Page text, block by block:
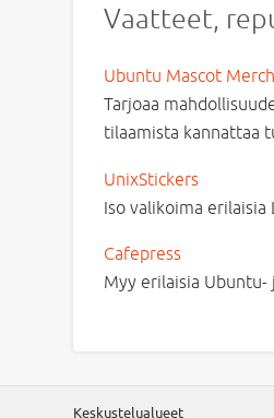
Vaatteet,
Ubuntu Mascot Merch
Tarjoaa
tilaamista kannattaa
UnixStickers
Iso valikoima
Cafepress
Myy erilaisia Ubuntu-
Keskustelualueet